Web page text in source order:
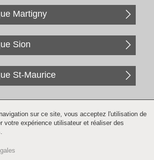
Martigny
Sion
St-Maurice
sur ce site, vous acceptez l'utilisation de
votre expérience utilisateur et réaliser des